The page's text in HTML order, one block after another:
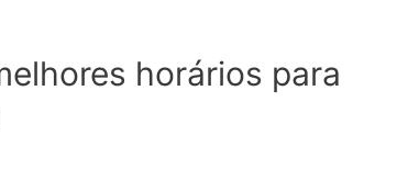
horários para